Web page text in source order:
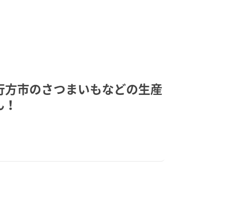
市のさつまいもなどの生産